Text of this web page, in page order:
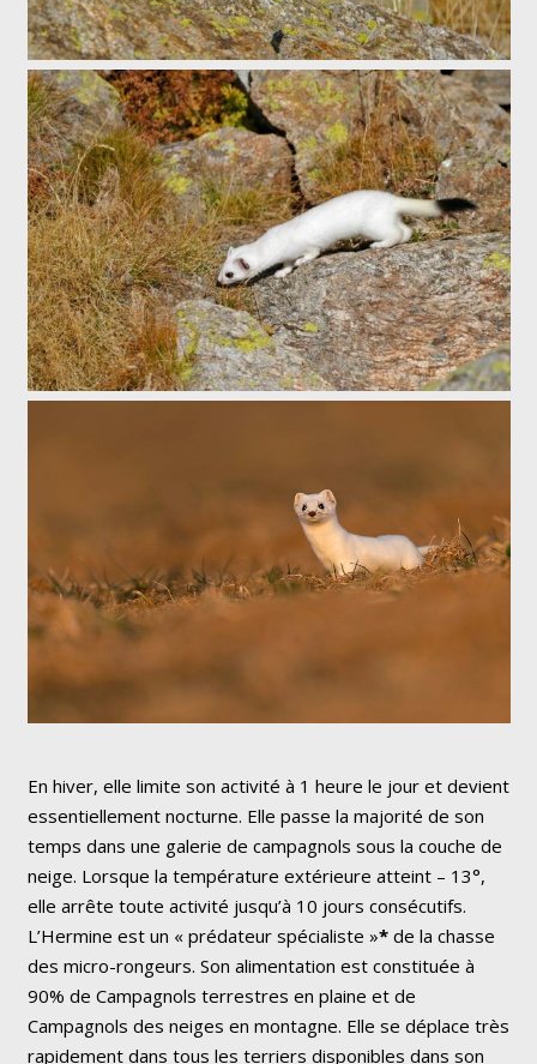
En hiver, elle limite son activité à 1 heure le jour et devient
essentiellement nocturne. Elle passe la majorité de son
temps dans une galerie de campagnols sous la couche de
neige. Lorsque la température extérieure atteint – 13°,
elle arrête toute activité jusqu’à 10 jours consécutifs.
L’Hermine est un « prédateur spécialiste »* de la chasse
des micro-rongeurs. Son alimentation est constituée à
90% de Campagnols terrestres en plaine et de
Campagnols des neiges en montagne. Elle se déplace très
rapidement dans tous les terriers disponibles dans son